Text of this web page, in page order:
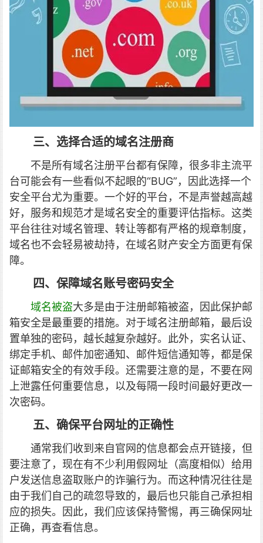
三、选择合适的域名注册商
不是所有域名注册平台都有保障，很多非主流平
台可能会有一些看似不起眼的“BUG”，因此选择一个
安全平台尤为重要。 一个好的平台，不是声誉越高越
好， 服务和规范才是域名安全的重要评估指标。 这类
平台往往对域名管理、转让等都有严格的规章制度，
域名也不会轻易被劫持，在域名财产安全方面更有保
障。
四、保障域名账号密码安全
域名被盗大多是由于注册邮箱被盗，因此保护邮
箱安全是最重要的措施。 对于域名注册邮箱，最后设
置单独的密码，越长越复杂越好。此外，实名认证、
绑定手机、邮件加密通知、邮件短信通知等，都是保
证邮箱安全的有效手段。 还需要注意的是，不要在网
上泄露任何重要信息，以及每隔一段时间最好更改一
次密码。
五、确保平台网址的正确性
通常我们收到来自官网的信息都会点开链接，但
要注意了，现在有不少利用假网址（高度相似）给用
户发送信息盗取账户的诈骗行为。 而这种情况往往是
由于我们自己的疏忽导致的，最后也只能自己承担相
应的损失。因此，我们应该保持警惕，再三确保网址
正确，再查看信息。